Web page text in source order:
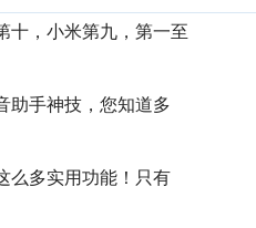
十，小米第九，第一至
助手神技，您知道多
么多实用功能！只有